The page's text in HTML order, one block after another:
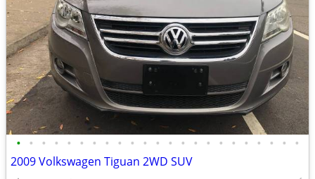
• • • • • • • • • • • • • • • • • • • • • • •
2009 Volkswagen Tiguan 2WD SUV